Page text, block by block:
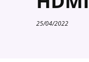
25/04/2022